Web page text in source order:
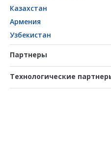
Казахстан
Армения
Узбекистан
Партнеры
Технологические